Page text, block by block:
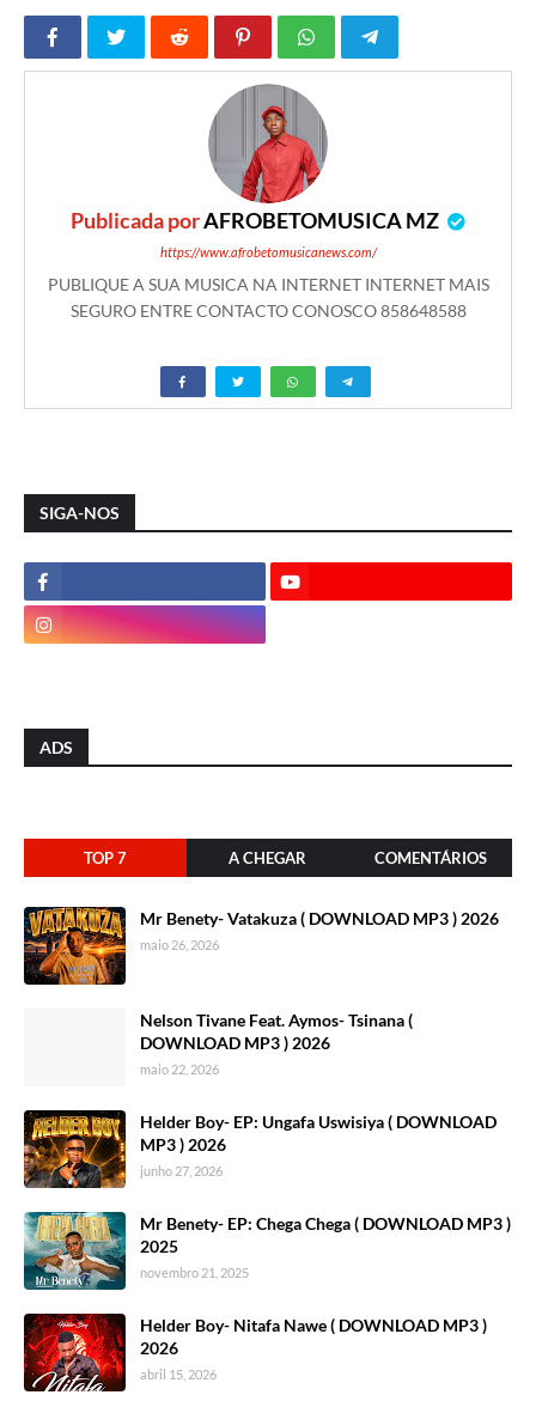
Publicada porAFROBETOMUSICA MZ
https://www.afrobetomusicanews.com/
PUBLIQUE A SUA MUSICA NA INTERNET INTERNET MAIS
SEGURO ENTRE CONTACTO CONOSCO 858648588
SIGA-NOS
ADS
TOP 7 A CHEGAR COMENTÁRIOS
Mr Benety- Vatakuza ( DOWNLOAD MP3 ) 2026
maio 26, 2026
Nelson Tivane Feat. Aymos- Tsinana (
DOWNLOAD MP3 ) 2026
maio 22, 2026
Helder Boy- EP: Ungafa Uswisiya ( DOWNLOAD
MP3 ) 2026
junho 27, 2026
Mr Benety- EP: Chega Chega ( DOWNLOAD MP3 )
2025
novembro 21, 2025
Helder Boy- Nitafa Nawe ( DOWNLOAD MP3 )
2026
abril 15, 2026